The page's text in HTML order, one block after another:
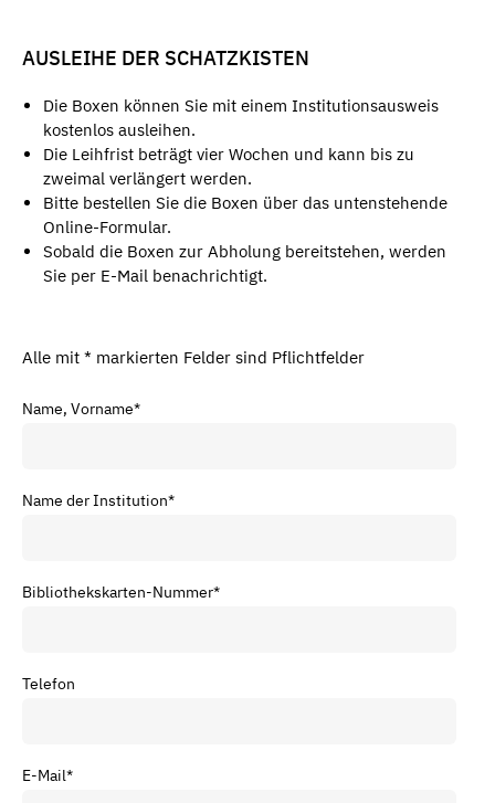
AUSLEIHE DER SCHATZKISTEN
Die Boxen können Sie mit einem Institutionsausweis
kostenlos ausleihen.
Die Leihfrist beträgt vier Wochen und kann bis zu
zweimal verlängert werden.
Bitte bestellen Sie die Boxen über das untenstehende
Online-Formular.
Sobald die Boxen zur Abholung bereitstehen, werden
Sie per E-Mail benachrichtigt.
Alle mit * markierten Felder sind Pflichtfelder
Name, Vorname*
Name der Institution*
Bibliothekskarten-Nummer*
Telefon
E-Mail*